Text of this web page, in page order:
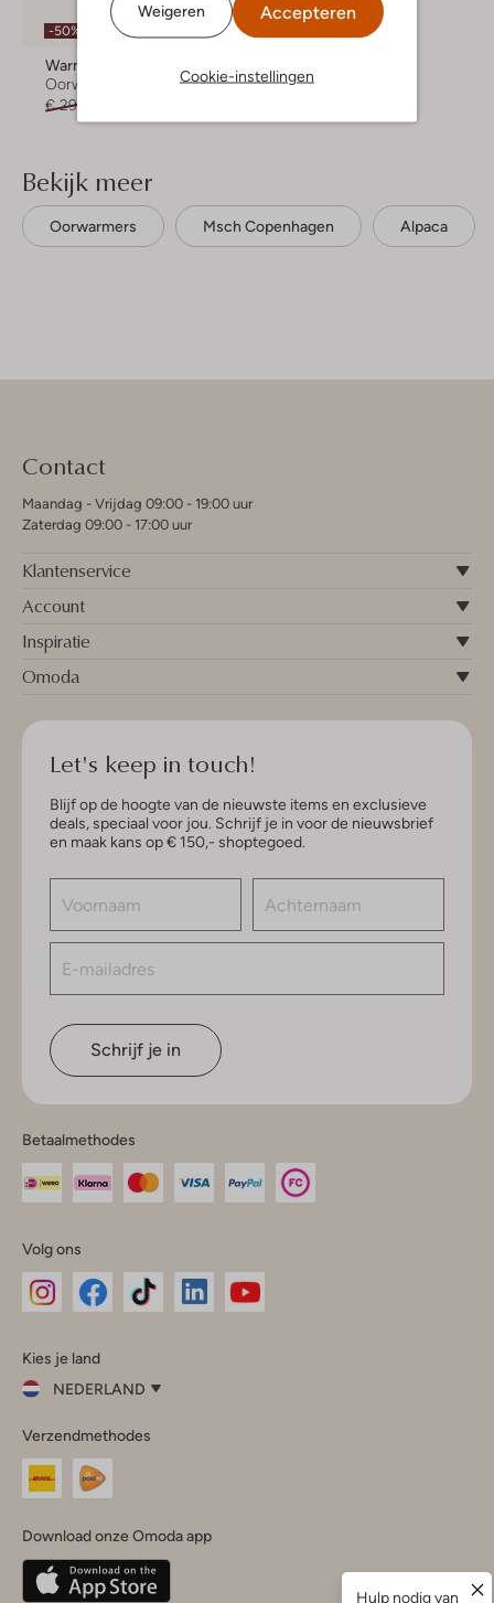
Weigeren Accepteren
Cookie-instellingen
-50%
Warmbat
Oorwarmer
€ 29,95
Bekijk meer
Oorwarmers Msch Copenhagen Alpaca
Contact
Maandag - Vrijdag 09:00 - 19:00 uur
Zaterdag 09:00 - 17:00 uur
Klantenservice
Account
Inspiratie
Omoda
Let's keep in touch!
Blijf op de hoogte van de nieuwste items en exclusieve
deals, speciaal voor jou. Schrijf je in voor de nieuwsbrief
en maak kans op € 150,- shoptegoed.
Schrijf je in
Betaalmethodes
Volg ons
InstagramFacebook
Kies je land
NEDERLAND
je
land
Nederland
Belgique(Français)
Deutschland
Verzendmethodes
Download onze Omoda app